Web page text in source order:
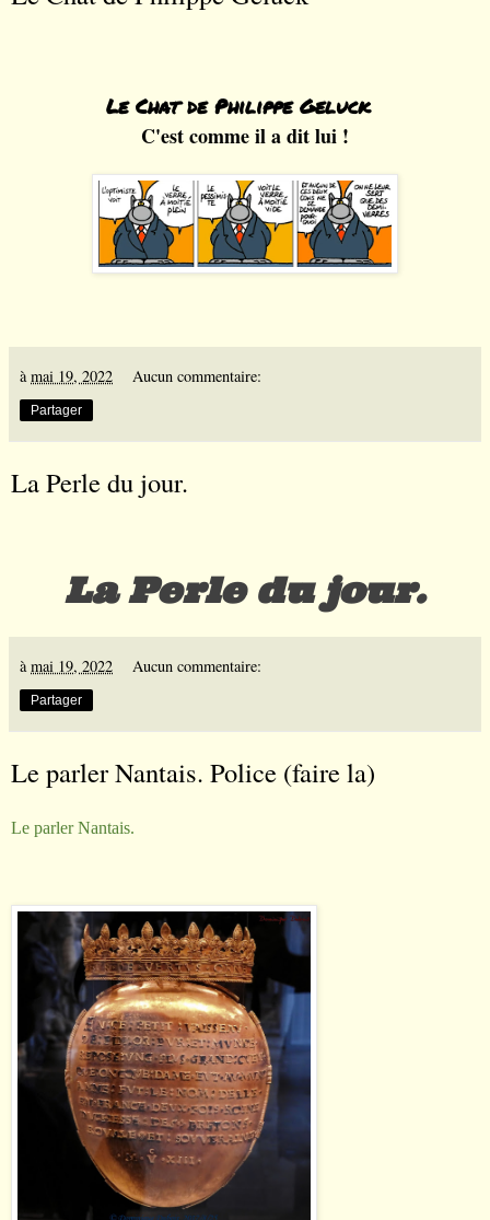
Le Chat de Philippe Geluck
C'est comme il a dit lui !
à mai 19, 2022 Aucun commentaire:
Partager
La Perle du jour.
La Perle du jour.
àmai 19, 2022 Aucun commentaire:
Partager
Le parler Nantais. Police (faire la)
Le parler Nantais.